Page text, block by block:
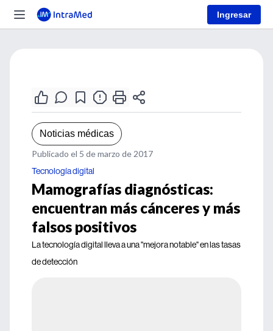
Ingresar
Noticias médicas
Publicado el 5 de marzo de 2017
Tecnología digital
Mamografías diagnósticas:
encuentran más cánceres y más
falsos positivos
La tecnología digital lleva a una "mejora notable" en las tasas
de detección